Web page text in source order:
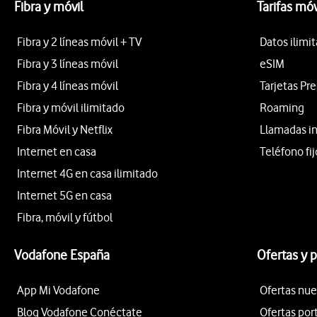
Fibra y móvil
Fibra y 2 líneas móvil + TV
Fibra y 3 líneas móvil
Fibra y 4 líneas móvil
Fibra y móvil ilimitado
Fibra Móvil y Netflix
Internet en casa
Internet 4G en casa ilimitado
Internet 5G en casa
Fibra, móvil y fútbol
Tarifas
Datos
eSIM
Tarjetas
Roaming
Llamadas
Teléfono
Vodafone España
App Mi Vodafone
Blog Vodafone Conéctate
Ofertas y
Ofertas
Ofertas